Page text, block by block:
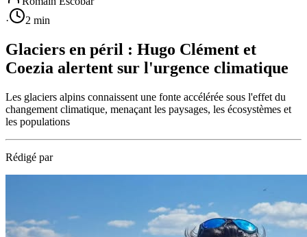
·
2 min
Glaciers en péril : Hugo Clément et
Coezia alertent sur l'urgence climatique
Les glaciers alpins connaissent une fonte accélérée sous l'effet du
changement climatique, menaçant les paysages, les écosystèmes et
les populations
Rédigé par